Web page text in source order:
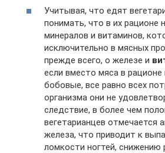
Учитывая, что едят
понимать, что в их рационе
минералов и витаминов,
исключительно в мясных
прежде всего, о железе и
если вместо мяса в
бобовые, все равно всех
организма они не
следствие, в более чем
вегетарианцев отмечается
железа, что приводит к
ломкости ногтей, снижению